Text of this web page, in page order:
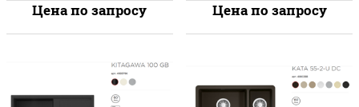
Цена по запросу Цена по запросу